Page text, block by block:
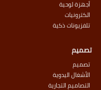
أجهزة لوحية
الكترونيات
تلفزيونات ذكية
تصميم
تصميم
الأشغال اليدوية
التصاميم التجارية